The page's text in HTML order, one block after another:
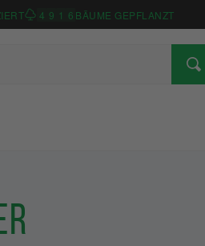
4 9 1 6 BÄUME GEPFLANZT